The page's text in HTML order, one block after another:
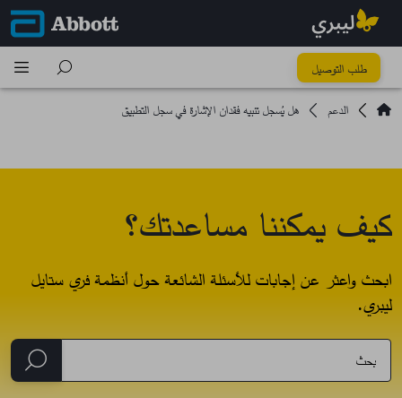
طلب التوصيل
الدعم
هل يُسجل تنبيه فقدان الإشارة في سجل التطبيق
كيف يمكننا مساعدتك؟
ابحث واعثر عن إجابات للأسئلة الشائعة حول أنظمة فري ستايل
ليبري.